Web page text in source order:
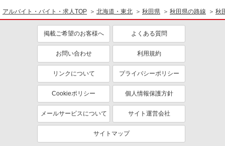
アルバイト・バイト・求人TOP 北海道・東北 秋田県 秋田県の路線 秋
掲載ご希望のお客様へ よくある質問
お問い合わせ 利用規約
リンクについて プライバシーポリシー
Cookieポリシー 個人情報保護方針
メールサービスについて サイト運営会社
サイトマップ